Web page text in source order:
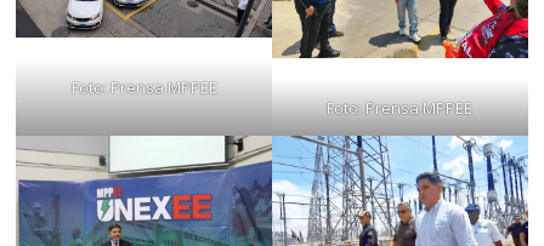
Foto: Prensa MPPEE
Foto: Prensa MPPEE